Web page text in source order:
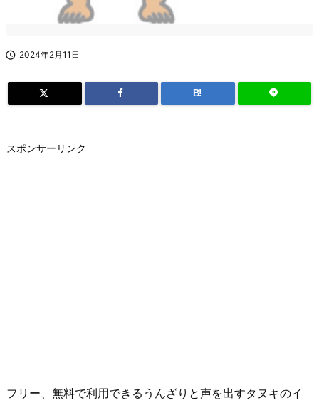
 2024年2月11日
B!
スポンサーリンク
フリー、無料で利用できるうんざりと声を出すタヌキのイ